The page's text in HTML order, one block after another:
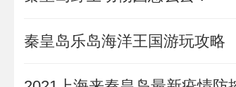
秦皇岛乐岛海洋王国游玩攻略